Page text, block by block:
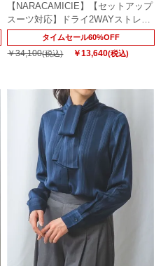
【NARACAMICIE】【セットアップ
スーツ対応】ドライ2WAYストレッ
チスタンドジャケット
タイムセール60%OFF
￥34,100(税込) ￥13,640(税込)